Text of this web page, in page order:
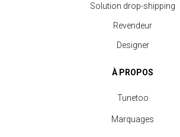
Solution drop-shipping
Revendeur
Designer
À PROPOS
Tunetoo
Marquages